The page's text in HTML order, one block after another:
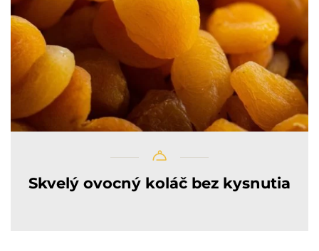
Skvelý ovocný koláč bez kysnutia